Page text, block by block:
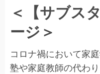
＜【サブス
ージ＞
コロナ禍において家
塾や家庭教師の代わ